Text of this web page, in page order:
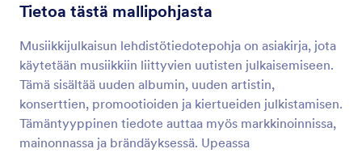
Tietoa tästä mallipohjasta
Musiikkijulkaisun lehdistötiedotepohja on asiakirja, jota
käytetään musiikkiin liittyvien uutisten julkaisemiseen.
Tämä sisältää uuden albumin, uuden artistin,
konserttien, promootioiden ja kiertueiden julkistamisen.
Tämäntyyppinen tiedote auttaa myös markkinoinnissa,
mainonnassa ja brändäyksessä. Upeassa